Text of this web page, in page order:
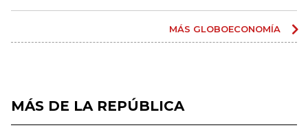
MÁS GLOBOECONOMÍA
MÁS DE LA REPÚBLICA